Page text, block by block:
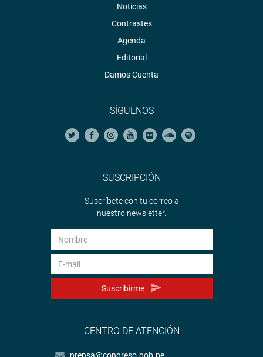
Noticias
Contrastes
Agenda
Editorial
Damos Cuenta
SÍGUENOS
SUSCRIPCIÓN
Suscríbete con tu correo a
nuestro newsletter.
Suscribirme
CENTRO DE ATENCIÓN